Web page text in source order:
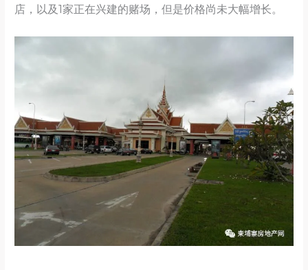
店，以及1家正在兴建的赌场，但是价格尚未大幅增长。